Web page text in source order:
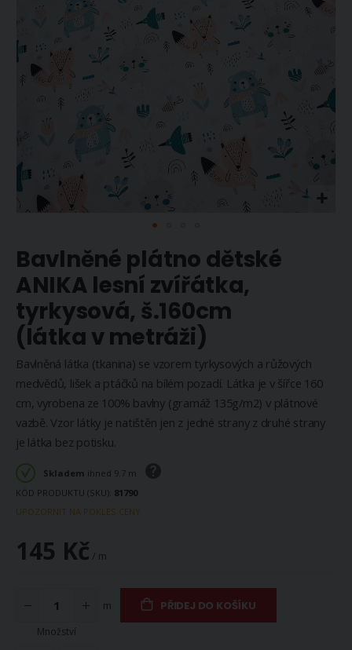
na
začátek
galerie
s
obrázky
Bavlněné plátno dětské
ANIKA lesní zvířátka,
tyrkysová, š.160cm
(látka v metráži)
Bavlněná látka (tkanina) se vzorem tyrkysových a růžových
medvědů, lišek a ptáčků na bílém pozadí. Látka je v šířce 160
cm, vyrobena ze 100% bavlny (gramáž 135g/m2) v plátnové
vazbě. Vzor látky je natištěn jen z jedné strany z druhé strany
je látka bez potisku.
Skladem ihned 9.7 m
KÓD PRODUKTU (SKU) 81790
UPOZORNIT NA POKLES CENY
145 Kč / m
Množství
m PŘIDEJ DO KOŠÍKU